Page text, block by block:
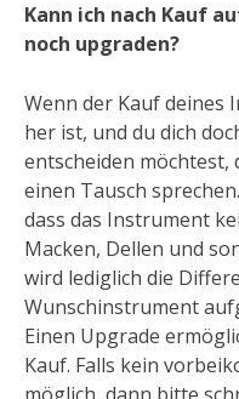
Kann ich nach Kauf
noch upgraden?
Wenn der Kauf deines
her ist, und du dich
entscheiden
einen Tausch
dass das Instrument
Macken, Dellen und
wird lediglich die
Wunschinstrument
Einen Upgrade
Kauf. Falls kein